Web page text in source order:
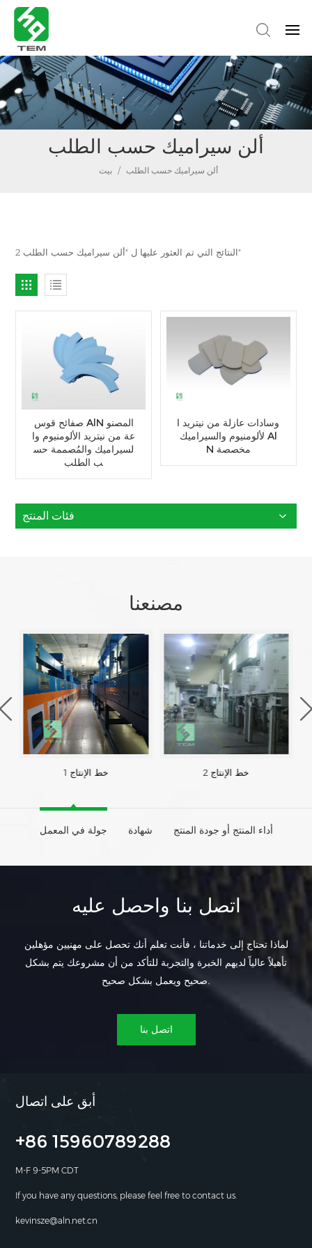
ألن سيراميك حسب الطلب
بيت / ألن سيراميك حسب الطلب
2 النتائج التي تم العثور عليها ل "ألن سيراميك حسب الطلب"
صفائح قوس AlN المصنو
عة من نيتريد الألومنيوم وا
لسيراميك والمُصممة حس
ب الطلب
وسادات عازلة من نيتريد ا
لألومنيوم والسيراميك Al
N مخصصة
فئات المنتج
مصنعنا
خط الإنتاج 1 خط الإنتاج 2
جولة في المعمل شهادة أداء المنتج أو جودة المنتج
اتصل بنا واحصل عليه
لماذا تحتاج إلى خدماتنا ، فأنت تعلم أنك تحصل على مهنيين مؤهلين
تأهيلاً عالياً لديهم الخبرة والتجربة للتأكد من أن مشروعك يتم بشكل
صحيح ويعمل بشكل صحيح.
اتصل بنا
أبق على اتصال
+86 15960789288
M-F 9-5PM CDT
If you have any questions, please feel free to contact us.
kevinsze@aln.net.cn